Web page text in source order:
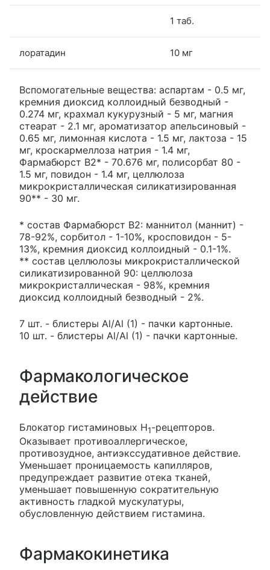
1 таб.
лоратадин 10 мг
Вспомогательные вещества: аспартам - 0.5 мг,
кремния диоксид коллоидный безводный -
0.274 мг, крахмал кукурузный - 5 мг, магния
стеарат - 2.1 мг, ароматизатор апельсиновый -
0.65 мг, лимонная кислота - 1.5 мг, лактоза - 15
мг, кроскармеллоза натрия - 1.4 мг,
Фармабюрст B2* - 70.676 мг, полисорбат 80 -
1.5 мг, повидон - 1.4 мг, целлюлоза
микрокристаллическая силикатизированная
90** - 30 мг.
* состав Фармабюрст B2: маннитол (маннит) -
78-92%, сорбитол - 1-10%, кросповидон - 5-
13%, кремния диоксид коллоидный - 0.1-1%.
** состав целлюлозы микрокристаллической
силикатизированной 90: целлюлоза
микрокристаллическая - 98%, кремния
диоксид коллоидный безводный - 2%.
7 шт. - блистеры Al/Al (1) - пачки картонные.
10 шт. - блистеры Al/Al (1) - пачки картонные.
Фармакологическое
действие
Блокатор гистаминовых Н1-рецепторов.
Оказывает противоаллергическое,
противозудное, антиэкссудативное действие.
Уменьшает проницаемость капилляров,
предупреждает развитие отека тканей,
уменьшает повышенную сократительную
активность гладкой мускулатуры,
обусловленную действием гистамина.
Фармакокинетика